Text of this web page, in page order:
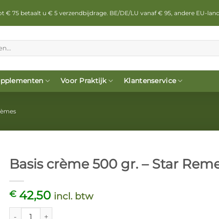
75 betaalt u € 5 verzendbijdrage. BE/DE/LU vanaf € 95, andere EU-
Voor Praktijk Klantenservice
Basis crème 500 gr. – Star
€42,50 incl. btw
Basis crème 500 gr. - Star Remedies aantal